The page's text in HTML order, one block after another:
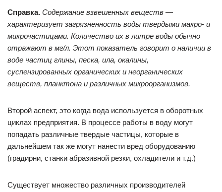
Справка. Содержание взвешенных веществ —
характеризует загрязненность воды твердыми макро- и
микрочастицами. Количество их в литре воды обычно
отражают в мг/л. Этот показатель говорит о наличии в
воде частиц глины, песка, ила, окалины,
суспензированных органических и неорганических
веществ, планктона и различных микроорганизмов.
Второй аспект, это когда вода используется в оборотных
циклах предприятия. В процессе работы в воду могут
попадать различные твердые частицы, которые в
дальнейшем так же могут нанести вред оборудованию
(градирни, станки абразивной резки, охладители и т.д.)
Существует множество различных производителей